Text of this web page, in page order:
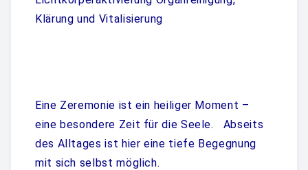
Klärung und Vitalisierung
Eine Zeremonie ist ein heiliger Moment –
eine besondere Zeit für die Seele. Abseits
des Alltages ist hier eine tiefe Begegnung
mit sich selbst möglich.